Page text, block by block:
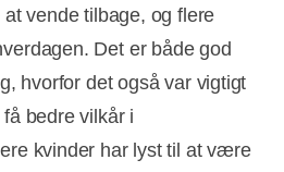
vende tilbage, og flere
Det er både god
hvorfor det også var vigtigt
bedre vilkår i
kvinder har lyst til at være